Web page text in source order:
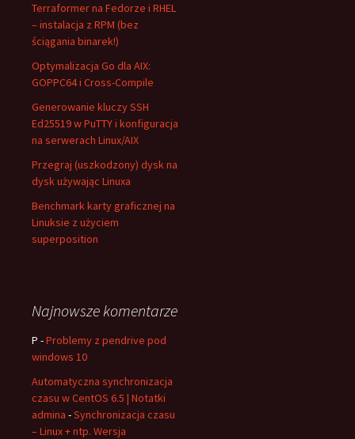
Terraformer na Fedorze i RHEL
– instalacja z RPM (bez
ściągania binarek!)
Optymalizacja Go dla AIX:
GOPPC64 i Cross-Compile
Generowanie kluczy SSH
Ed25519 w PuTTY i konfiguracja
na serwerach Linux/AIX
Przegraj (uszkodzony) dysk na
dysk używając Linuxa
Benchmark karty graficznej na
Linuksie z użyciem
superposition
Najnowsze komentarze
P -Problemy z pendrive pod
windows 10
Automatyczna synchronizacja
czasu w CentOS 6.5 | Notatki
admina -Synchronizacja czasu
– Linux + ntp. Wersja